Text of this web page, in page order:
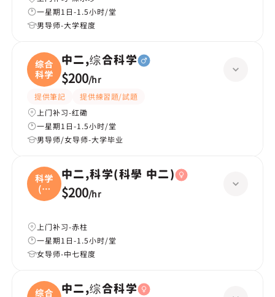
一星期1日-1.5小时/堂
男导师-大学程度
综合
科学
中二,综合科学
$200/hr
提供筆記
提供練習題/試題
上门补习-红磡
一星期1日-1.5小时/堂
男导师/女导师-大学毕业
科学
(科
學
中二,科学(科學 中二)
$200/hr
上门补习-赤柱
一星期1日-1.5小时/堂
女导师-中七程度
综合
中二,综合科学